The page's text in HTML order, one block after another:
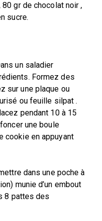
gr de chocolat noir ,
sucre.
un saladier
Formez des
sur une plaque ou
ou feuille silpat .
pendant 10 à 15
une boule
cookie en appuyant
dans une poche à
munie d’un embout
8 pattes des